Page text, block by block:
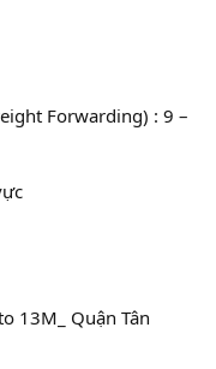
Forwarding) : 9 –
13M_ Quận Tân